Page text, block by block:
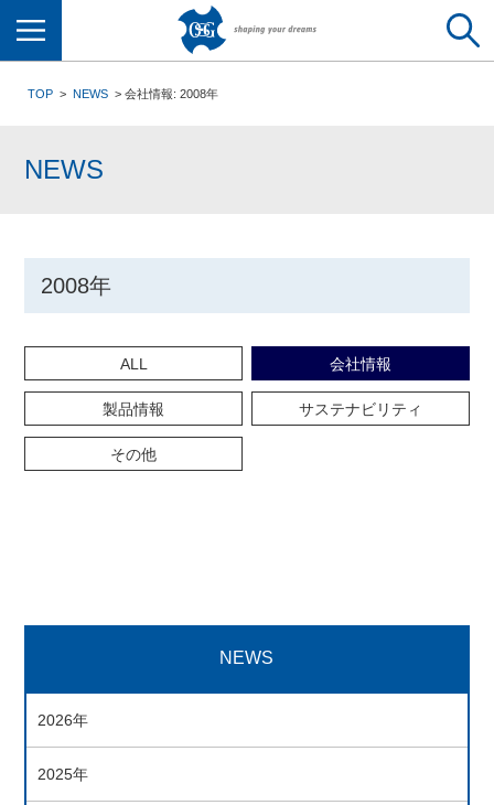
TOP NEWS 会社情報: 2008年
NEWS
2008年
ALL 会社情報
製品情報 サステナビリティ
その他
NEWS
2026年
2025年